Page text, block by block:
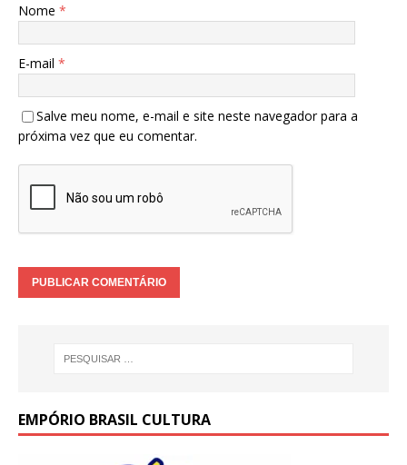
Nome *
E-mail *
Salve meu nome, e-mail e site neste navegador para a
próxima vez que eu comentar.
EMPÓRIO BRASIL CULTURA